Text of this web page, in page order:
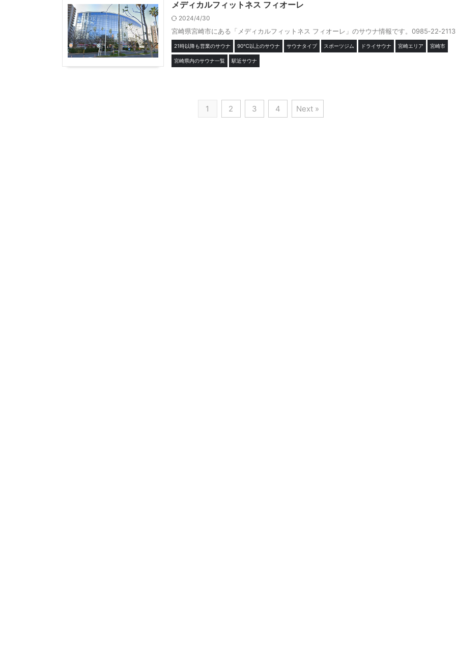
メディカルフィットネス フィオーレ
2024/4/30
宮崎県宮崎市にある「メディカルフィットネス フィオーレ」のサウナ情報です。0985‐22‐2113
21時以降も営業のサウナ 90℃以上のサウナ サウナタイプ スポーツジム ドライサウナ 宮崎エリア 宮崎市
宮崎県内のサウナ一覧 駅近サウナ
1 2 3 4 Next »